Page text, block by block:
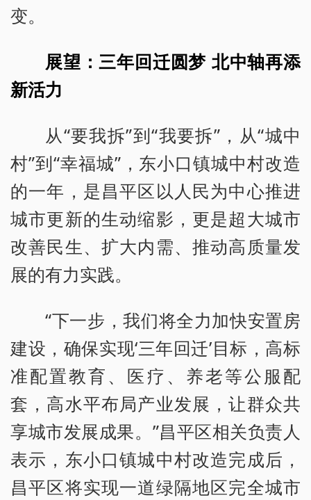
变。
展望：三年回迁圆梦 北中轴再添
新活力
从“要我拆”到“我要拆”，从“城中
村”到“幸福城”，东小口镇城中村改造
的一年，是昌平区以人民为中心推进
城市更新的生动缩影，更是超大城市
改善民生、扩大内需、推动高质量发
展的有力实践。
“下一步，我们将全力加快安置房
建设，确保实现‘三年回迁’目标，高标
准配置教育、医疗、养老等公服配
套，高水平布局产业发展，让群众共
享城市发展成果。”昌平区相关负责人
表示，东小口镇城中村改造完成后，
昌平区将实现一道绿隔地区完全城市